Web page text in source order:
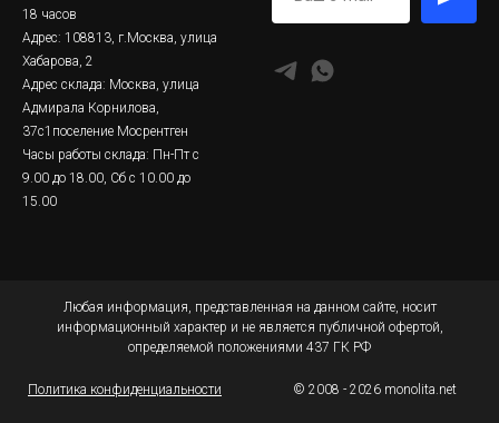
18 часов
Адрес: 108813, г.Москва, улица
Хабарова, 2
Адрес склада: Москва, улица
Адмирала Корнилова,
37с1поселение Мосрентген
Часы работы склада: Пн-Пт с
9.00 до 18.00, Сб с 10.00 до
15.00
Любая информация, представленная на данном сайте, носит
информационный характер и не является публичной офертой,
определяемой положениями 437 ГК РФ
Политика конфиденциальности © 2008 - 2026 monolita.net